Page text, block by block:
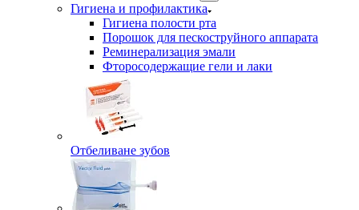
Гигиена и профилактика
Гигиена полости рта
Порошок для пескоструйного аппарата
Реминерализация эмали
Фторосодержащие гели и лаки
Отбеливане зубов